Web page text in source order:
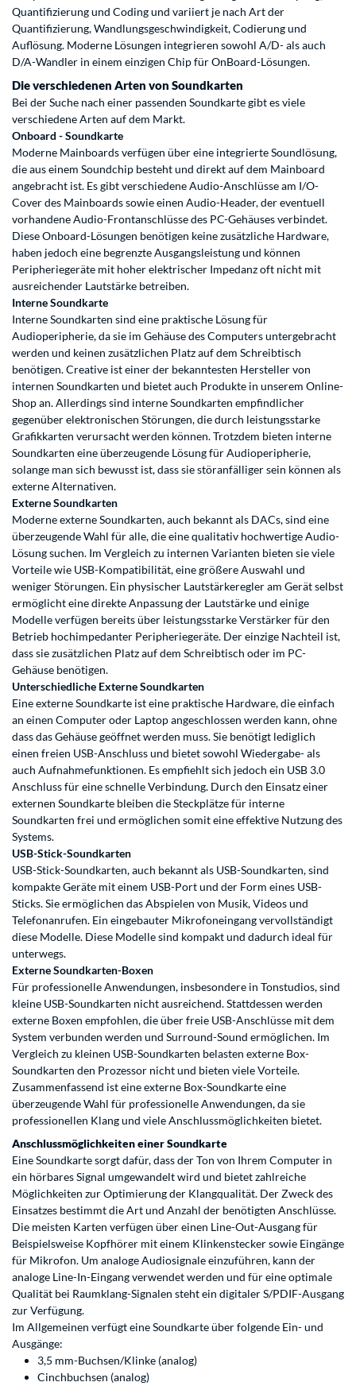
Quantifizierung und Coding und variiert je nach Art der
Quantifizierung, Wandlungsgeschwindigkeit, Codierung und
Auflösung. Moderne Lösungen integrieren sowohl A/D- als auch
D/A-Wandler in einem einzigen Chip für OnBoard-Lösungen.
Die verschiedenen Arten von Soundkarten
Bei der Suche nach einer passenden Soundkarte gibt es viele
verschiedene Arten auf dem Markt.
Onboard - Soundkarte
Moderne Mainboards verfügen über eine integrierte Soundlösung,
die aus einem Soundchip besteht und direkt auf dem Mainboard
angebracht ist. Es gibt verschiedene Audio-Anschlüsse am I/O-
Cover des Mainboards sowie einen Audio-Header, der eventuell
vorhandene Audio-Frontanschlüsse des PC-Gehäuses verbindet.
Diese Onboard-Lösungen benötigen keine zusätzliche Hardware,
haben jedoch eine begrenzte Ausgangsleistung und können
Peripheriegeräte mit hoher elektrischer Impedanz oft nicht mit
ausreichender Lautstärke betreiben.
Interne Soundkarte
Interne Soundkarten sind eine praktische Lösung für
Audioperipherie, da sie im Gehäuse des Computers untergebracht
werden und keinen zusätzlichen Platz auf dem Schreibtisch
benötigen. Creative ist einer der bekanntesten Hersteller von
internen Soundkarten und bietet auch Produkte in unserem Online-
Shop an. Allerdings sind interne Soundkarten empfindlicher
gegenüber elektronischen Störungen, die durch leistungsstarke
Grafikkarten verursacht werden können. Trotzdem bieten interne
Soundkarten eine überzeugende Lösung für Audioperipherie,
solange man sich bewusst ist, dass sie störanfälliger sein können als
externe Alternativen.
Externe Soundkarten
Moderne externe Soundkarten, auch bekannt als DACs, sind eine
überzeugende Wahl für alle, die eine qualitativ hochwertige Audio-
Lösung suchen. Im Vergleich zu internen Varianten bieten sie viele
Vorteile wie USB-Kompatibilität, eine größere Auswahl und
weniger Störungen. Ein physischer Lautstärkeregler am Gerät selbst
ermöglicht eine direkte Anpassung der Lautstärke und einige
Modelle verfügen bereits über leistungsstarke Verstärker für den
Betrieb hochimpedanter Peripheriegeräte. Der einzige Nachteil ist,
dass sie zusätzlichen Platz auf dem Schreibtisch oder im PC-
Gehäuse benötigen.
Unterschiedliche Externe Soundkarten
Eine externe Soundkarte ist eine praktische Hardware, die einfach
an einen Computer oder Laptop angeschlossen werden kann, ohne
dass das Gehäuse geöffnet werden muss. Sie benötigt lediglich
einen freien USB-Anschluss und bietet sowohl Wiedergabe- als
auch Aufnahmefunktionen. Es empfiehlt sich jedoch ein USB 3.0
Anschluss für eine schnelle Verbindung. Durch den Einsatz einer
externen Soundkarte bleiben die Steckplätze für interne
Soundkarten frei und ermöglichen somit eine effektive Nutzung des
Systems.
USB-Stick-Soundkarten
USB-Stick-Soundkarten, auch bekannt als USB-Soundkarten, sind
kompakte Geräte mit einem USB-Port und der Form eines USB-
Sticks. Sie ermöglichen das Abspielen von Musik, Videos und
Telefonanrufen. Ein eingebauter Mikrofoneingang vervollständigt
diese Modelle. Diese Modelle sind kompakt und dadurch ideal für
unterwegs.
Externe Soundkarten-Boxen
Für professionelle Anwendungen, insbesondere in Tonstudios, sind
kleine USB-Soundkarten nicht ausreichend. Stattdessen werden
externe Boxen empfohlen, die über freie USB-Anschlüsse mit dem
System verbunden werden und Surround-Sound ermöglichen. Im
Vergleich zu kleinen USB-Soundkarten belasten externe Box-
Soundkarten den Prozessor nicht und bieten viele Vorteile.
Zusammenfassend ist eine externe Box-Soundkarte eine
überzeugende Wahl für professionelle Anwendungen, da sie
professionellen Klang und viele Anschlussmöglichkeiten bietet.
Anschlussmöglichkeiten einer Soundkarte
Eine Soundkarte sorgt dafür, dass der Ton von Ihrem Computer in
ein hörbares Signal umgewandelt wird und bietet zahlreiche
Möglichkeiten zur Optimierung der Klangqualität. Der Zweck des
Einsatzes bestimmt die Art und Anzahl der benötigten Anschlüsse.
Die meisten Karten verfügen über einen Line-Out-Ausgang für
Beispielsweise Kopfhörer mit einem Klinkenstecker sowie Eingänge
für Mikrofon. Um analoge Audiosignale einzuführen, kann der
analoge Line-In-Eingang verwendet werden und für eine optimale
Qualität bei Raumklang-Signalen steht ein digitaler S/PDIF-Ausgang
zur Verfügung.
Im Allgemeinen verfügt eine Soundkarte über folgende Ein- und
Ausgänge:
3,5 mm-Buchsen/Klinke (analog)
Cinchbuchsen (analog)